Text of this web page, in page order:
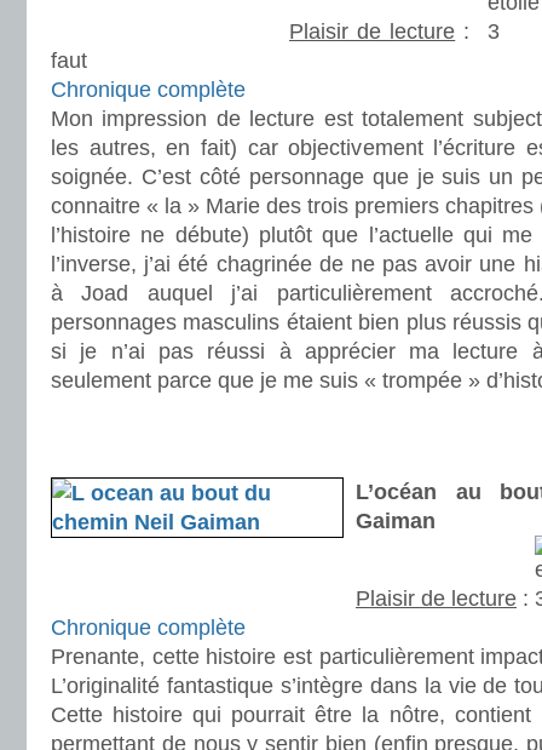
Plaisir de lecture :
faut
Chronique complète
Mon impression de lecture est totalement
les autres, en fait) car objectivement l’écriture
soignée. C’est côté personnage que je suis un
connaitre « la » Marie des trois premiers
l’histoire ne débute) plutôt que l’actuelle qui
l’inverse, j’ai été chagrinée de ne pas avoir une
à Joad auquel j’ai particulièrement
personnages masculins étaient bien plus réussis
si je n’ai pas réussi à apprécier ma lecture
seulement parce que je me suis « trompée »
L’océan au
Gaiman
Plaisir de lecture :
Chronique complète
Prenante, cette histoire est particulièrement
L’originalité fantastique s’intègre dans la vie de
Cette histoire qui pourrait être la nôtre,
permettant de nous y sentir bien (enfin presque,